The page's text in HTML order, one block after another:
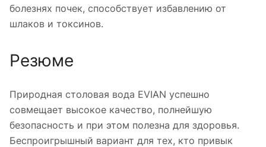
болезнях почек, способствует избавлению от
шлаков и токсинов.
Резюме
Природная столовая вода EVIAN успешно
совмещает высокое качество, полнейшую
безопасность и при этом полезна для здоровья.
Беспроигрышный вариант для тех, кто привык